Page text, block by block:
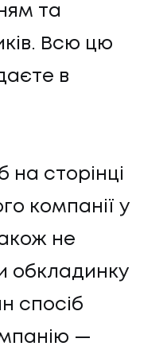
та
Всю цю
в
на сторінці
компанії у
не
обкладинку
спосіб
—